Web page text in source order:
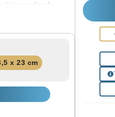
redonda.
calidad.
x 23 cm